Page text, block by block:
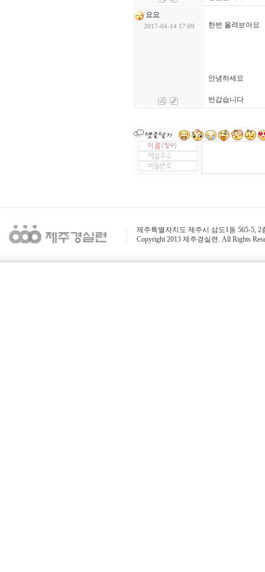
요요
2017-04-14 17:09 한번 올려보아요
안녕하세요
반갑습니다
제주특별자치도 제주시 삼도1동 565-5, 2
Copyright 2013 제주경실련. All Rights